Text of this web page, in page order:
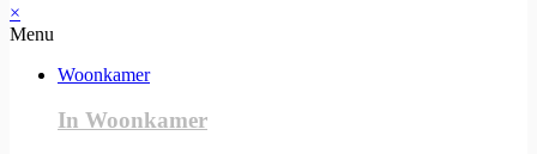
×
Menu
Woonkamer
In Woonkamer